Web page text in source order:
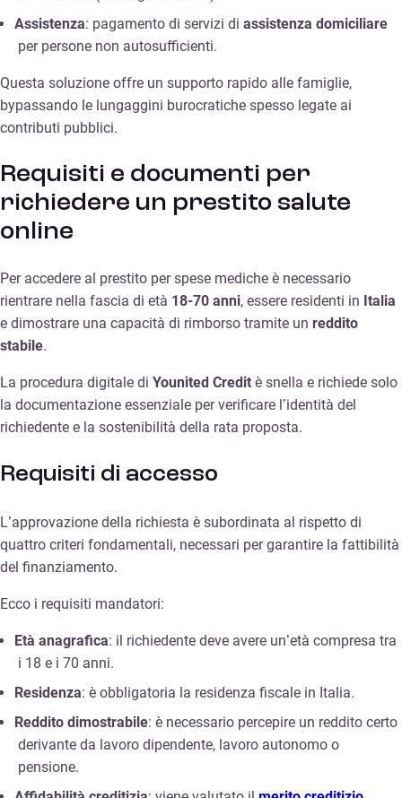
Assistenza: pagamento di servizi di assistenza domiciliare
per persone non autosufficienti.
Questa soluzione offre un supporto rapido alle famiglie,
bypassando le lungaggini burocratiche spesso legate ai
contributi pubblici.
Requisiti e documenti per
richiedere un prestito salute
online
Per accedere al prestito per spese mediche è necessario
rientrare nella fascia di età 18-70 anni, essere residenti in Italia
e dimostrare una capacità di rimborso tramite un reddito
stabile.
La procedura digitale di Younited Credit è snella e richiede solo
la documentazione essenziale per verificare l’identità del
richiedente e la sostenibilità della rata proposta.
Requisiti di accesso
L’approvazione della richiesta è subordinata al rispetto di
quattro criteri fondamentali, necessari per garantire la fattibilità
del finanziamento.
Ecco i requisiti mandatori:
Età anagrafica: il richiedente deve avere un’età compresa tra
i 18 e i 70 anni.
Residenza: è obbligatoria la residenza fiscale in Italia.
Reddito dimostrabile: è necessario percepire un reddito certo
derivante da lavoro dipendente, lavoro autonomo o
pensione.